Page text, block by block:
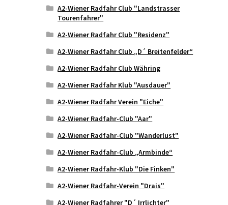
A2-Wiener Radfahr Club "Landstrasser
Tourenfahrer"
A2-Wiener Radfahr Club "Residenz"
A2-Wiener Radfahr Club „D´ Breitenfelder“
A2-Wiener Radfahr Club Währing
A2-Wiener Radfahr Klub "Ausdauer"
A2-Wiener Radfahr Verein "Eiche"
A2-Wiener Radfahr-Club "Aar"
A2-Wiener Radfahr-Club "Wanderlust"
A2-Wiener Radfahr-Club „Armbinde“
A2-Wiener Radfahr-Klub "Die Finken"
A2-Wiener Radfahr-Verein "Drais"
A2-Wiener Radfahrer "D´ Irrlichter"